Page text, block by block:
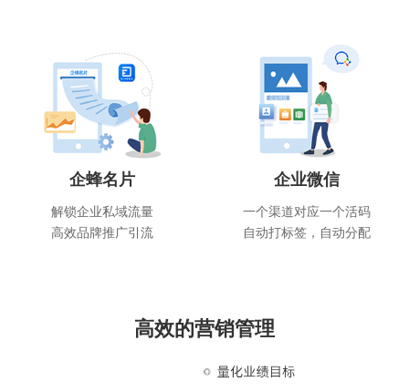
企蜂名片
解锁企业私域流量
高效品牌推广引流
企业微信
一个渠道对应一个活码
自动打标签，自动分配
高效的营销管理